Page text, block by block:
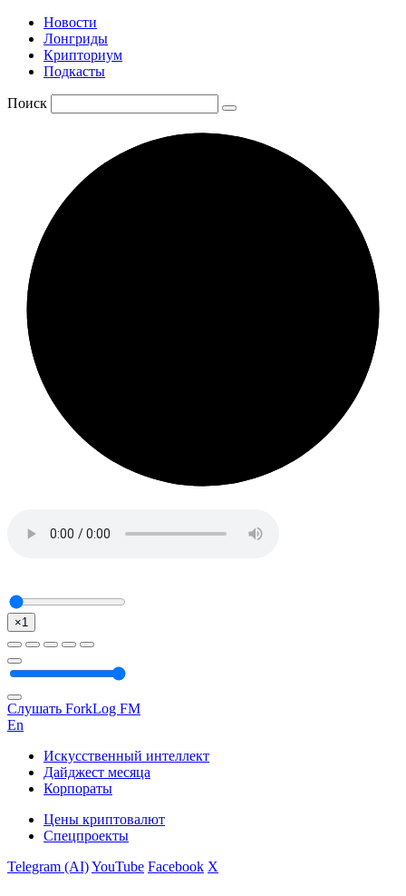
Новости
Лонгриды
Крипториум
Подкасты
Поиск
×1
Слушать ForkLog FM
En
Искусственный интеллект
Дайджест месяца
Корпораты
Цены криптовалют
Спецпроекты
Telegram (AI)YouTube Facebook X